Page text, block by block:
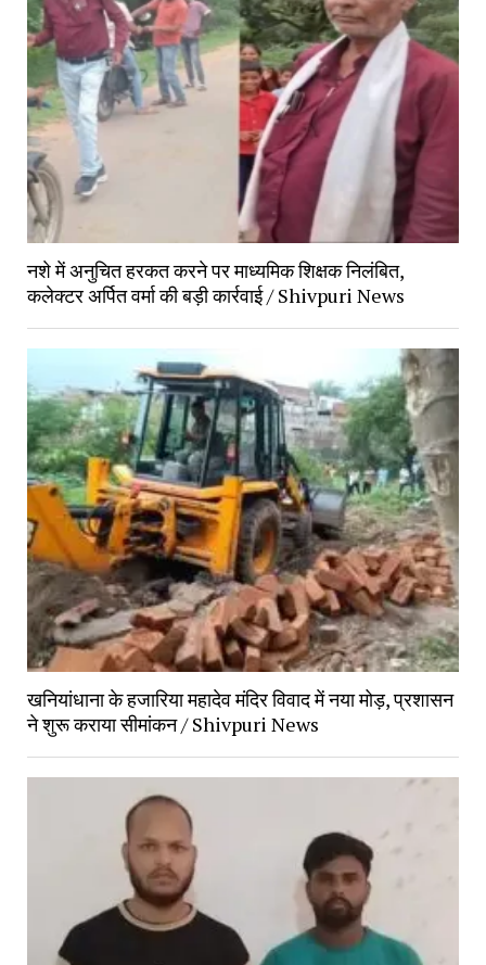
नशे में अनुचित हरकत करने पर माध्यमिक शिक्षक निलंबित,
कलेक्टर अर्पित वर्मा की बड़ी कार्रवाई / Shivpuri News
खनियांधाना के हजारिया महादेव मंदिर विवाद में नया मोड़, प्रशासन
ने शुरू कराया सीमांकन / Shivpuri News